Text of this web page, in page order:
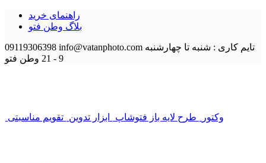
راهنمای خرید
بلاگ وطن فتو
09119306398 info@vatanphoto.com تایم کاری : شنبه تا چهارشنبه
9 - 21
وطن فتو
وکتور طرح لایه باز فتوشاپ ابزار تدوین تقویم مناسبتی